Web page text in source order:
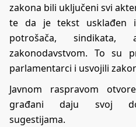
zakona bili uključeni svi
te da je tekst usklađen
potrošača,
zakonodavstvom. To su
parlamentarci i usvojili
Javnom raspravom
građani daju svoj
sugestijama.